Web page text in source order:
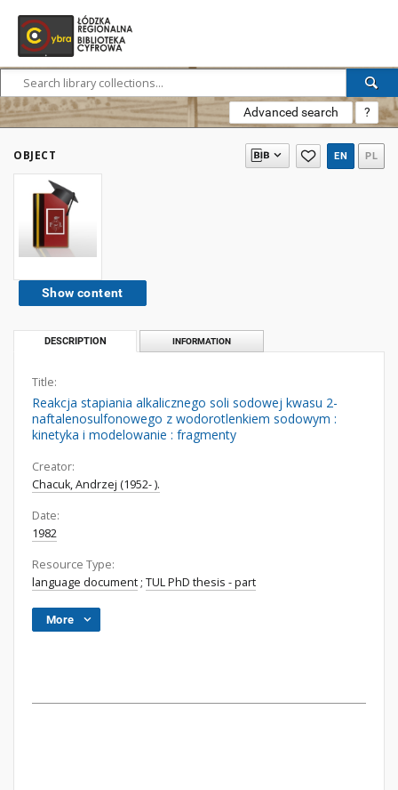
Advanced search ?
OBJECT EN PL
Show content
DESCRIPTION INFORMATION
Title:
Reakcja stapiania alkalicznego soli sodowej kwasu 2-
naftalenosulfonowego z wodorotlenkiem sodowym :
kinetyka i modelowanie : fragmenty
Creator:
Chacuk, Andrzej (1952- ).
Date:
1982
Resource Type:
language document ; TUL PhD thesis - part
More